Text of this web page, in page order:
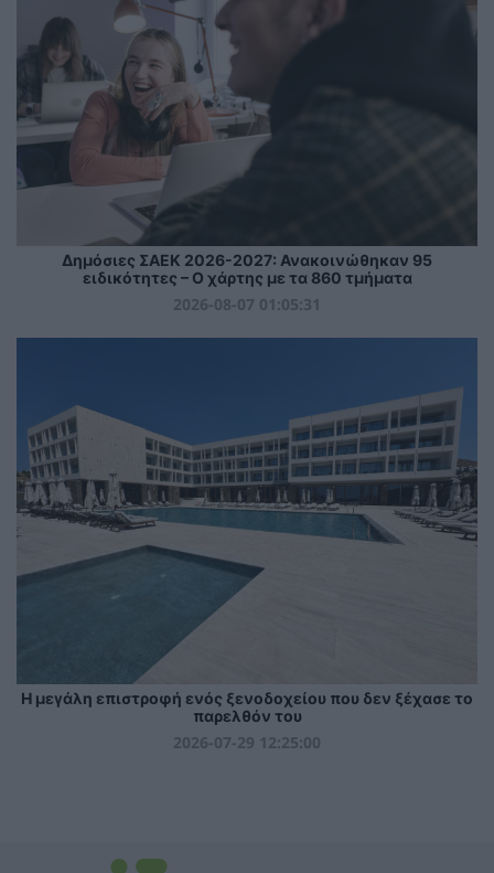
Δημόσιες ΣΑΕΚ 2026-2027: Ανακοινώθηκαν 95
ειδικότητες – Ο χάρτης με τα 860 τμήματα
2026-08-07 01:05:31
Η μεγάλη επιστροφή ενός ξενοδοχείου που δεν ξέχασε το
παρελθόν του
2026-07-29 12:25:00